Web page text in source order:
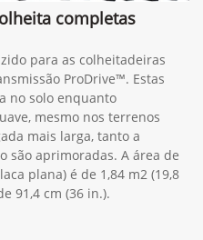
completas
para as colheitadeiras
ProDrive™. Estas
no solo enquanto
mesmo nos terrenos
mais larga, tanto a
são aprimoradas. A área de
plana) é de 1,84 m2 (19,8
91,4 cm (36 in.).